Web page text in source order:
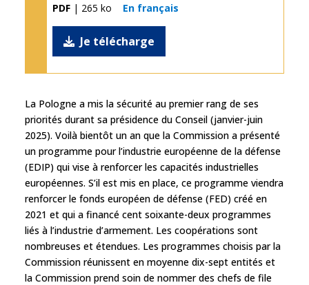
PDF | 265 ko En français
Je télécharge
La Pologne a mis la sécurité au premier rang de ses
priorités durant sa présidence du Conseil (janvier-juin
2025). Voilà bientôt un an que la Commission a présenté
un programme pour l’industrie européenne de la défense
(EDIP) qui vise à renforcer les capacités industrielles
européennes. S’il est mis en place, ce programme viendra
renforcer le fonds européen de défense (FED) créé en
2021 et qui a financé cent soixante-deux programmes
liés à l’industrie d’armement. Les coopérations sont
nombreuses et étendues. Les programmes choisis par la
Commission réunissent en moyenne dix-sept entités et
la Commission prend soin de nommer des chefs de file